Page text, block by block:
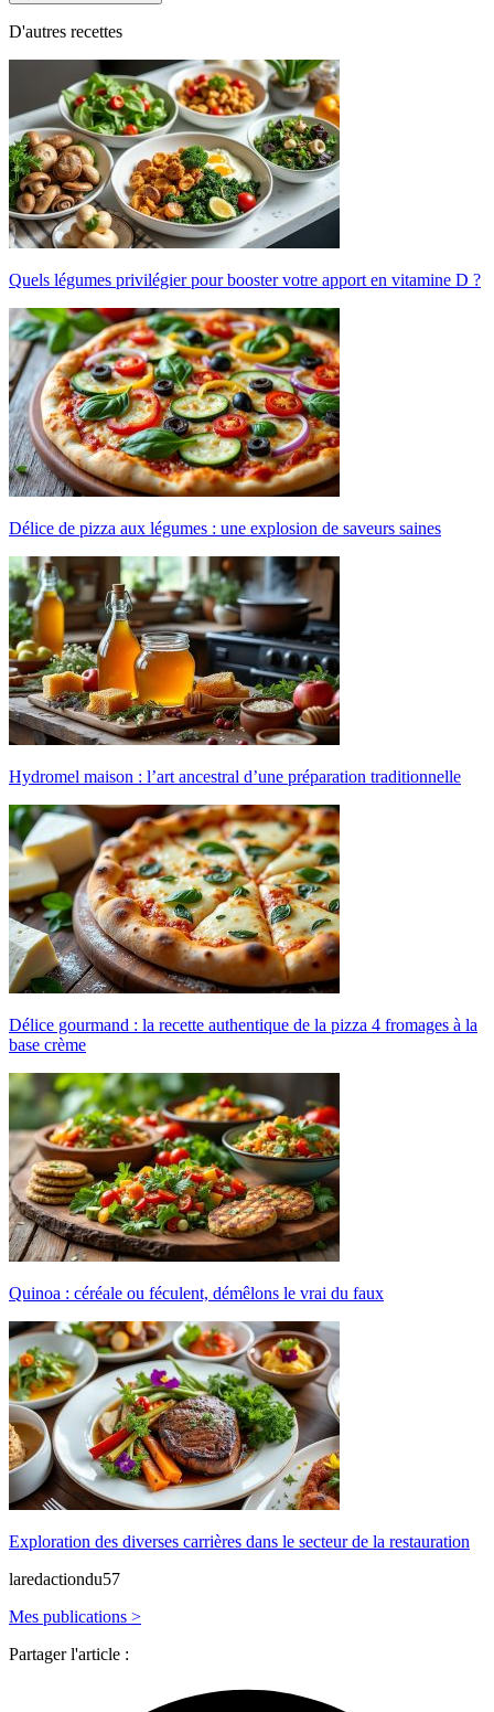
D'autres recettes
Quels légumes privilégier pour booster votre apport en vitamine D ?
Délice de pizza aux légumes : une explosion de saveurs saines
Hydromel maison : l’art ancestral d’une préparation traditionnelle
Délice gourmand : la recette authentique de la pizza 4 fromages à la
base crème
Quinoa : céréale ou féculent, démêlons le vrai du faux
Exploration des diverses carrières dans le secteur de la restauration
laredactiondu57
Mes publications >
Partager l'article :